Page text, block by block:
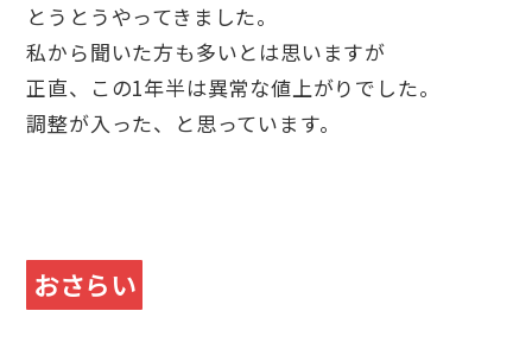
とうとうやってきました。
私から聞いた方も多いとは思いますが
正直、この1年半は異常な値上がりでした。
調整が入った、と思っています。
おさらい